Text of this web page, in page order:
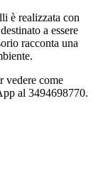
è realizzata con
a essere
racconta una
vedere come
al 3494698770.